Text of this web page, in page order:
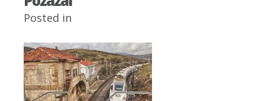
Posted in